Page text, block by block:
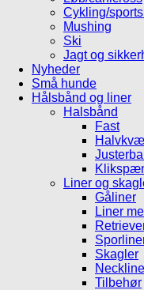
Cykling/
Mushing
Ski
Jagt og
Nyheder
Små hunde
Hålsbånd og liner
Halsbånd
Fast
Halvkvæl
Liner og
Gåliner
Liner
Skagler
Tilbehør